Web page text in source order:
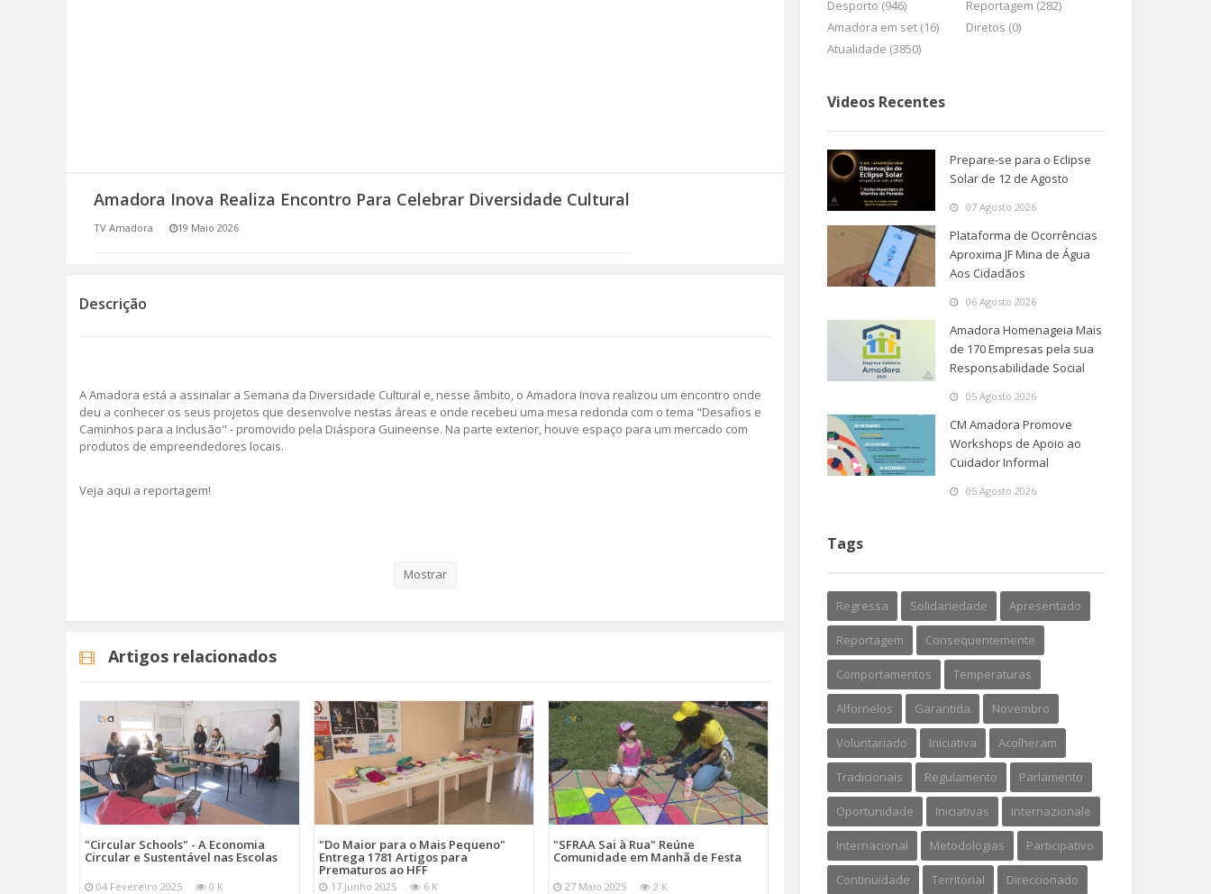
(RE) PENSAMENTOS
Amadora Inova Realiza Encontro Para Celebrar Diversidade Cultural
TV Amadora 19 Maio 2026
Descrição
A Amadora está a assinalar a Semana da Diversidade Cultural e, nesse âmbito, o Amadora Inova realizou um encontro onde
deu a conhecer os seus projetos que desenvolve nestas áreas e onde recebeu uma mesa redonda com o tema "Desafios e
Caminhos para a Inclusão" - promovido pela Diáspora Guineense. Na parte exterior, houve espaço para um mercado com
produtos de empreendedores locais.
Veja aqui a reportagem!
Mostrar
Artigos relacionados
"Circular Schools" - A Economia
Circular e Sustentável nas Escolas
04 Fevereiro 2025 0 K
"Do Maior para o Mais Pequeno"
Entrega 1781 Artigos para
Prematuros ao HFF
17 Junho 2025 6 K
"SFRAA Sai à Rua" Reúne
Comunidade em Manhã de Festa
27 Maio 2025 2 K
Desporto (946)
Reportagem (282)
Amadora em set (16)
Diretos (0)
Atualidade (3850)
Videos Recentes
Prepare-se para o Eclipse
Solar de 12 de Agosto
07 Agosto 2026
Plataforma de Ocorrências
Aproxima JF Mina de Água
Aos Cidadãos
06 Agosto 2026
Amadora Homenageia Mais
de 170 Empresas pela sua
Responsabilidade Social
05 Agosto 2026
CM Amadora Promove
Workshops de Apoio ao
Cuidador Informal
05 Agosto 2026
Tags
Regressa Solidariedade Apresentado
Reportagem Consequentemente
Comportamentos Temperaturas
Alfornelos Garantida Novembro
Voluntariado Iniciativa Acolheram
Tradicionais Regulamento Parlamento
Oportunidade Iniciativas Internazionale
Internacional Metodologias Participativo
Continuidade Territorial Direccionado